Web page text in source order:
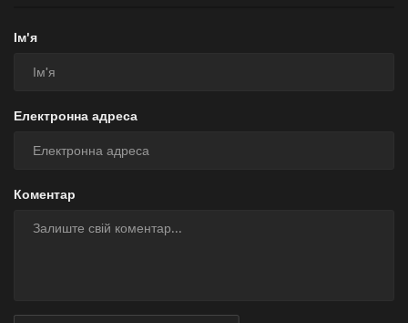
Ім'я
Електронна адреса
Коментар